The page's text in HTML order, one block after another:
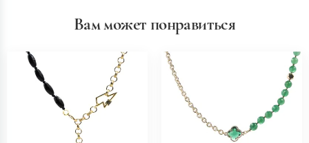
Вам может понравиться